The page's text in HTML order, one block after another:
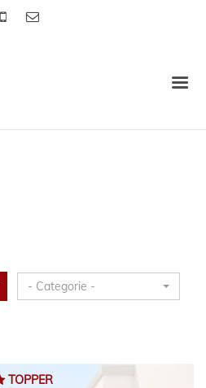
- Categorie -
TOPPER